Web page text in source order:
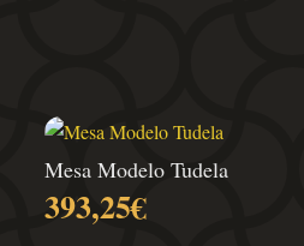
Mesa Modelo Tudela
393,25€